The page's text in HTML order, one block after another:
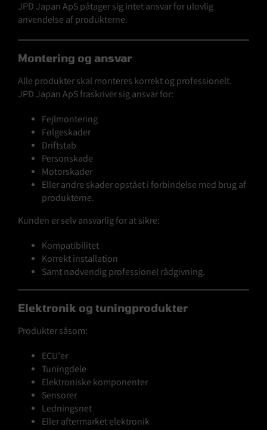
JPD Japan ApS påtager sig intet ansvar for ulovlig
anvendelse af produkterne.
Montering og ansvar
Alle produkter skal monteres korrekt og professionelt.
JPD Japan ApS fraskriver sig ansvar for:
Fejlmontering
Følgeskader
Driftstab
Personskade
Motorskader
Eller andre skader opstået i forbindelse med brug af
produkterne.
Kunden er selv ansvarlig for at sikre:
Kompatibilitet
Korrekt installation
Samt nødvendig professionel rådgivning.
Elektronik og tuningprodukter
Produkter såsom:
ECU’er
Tuningdele
Elektroniske komponenter
Sensorer
Ledningsnet
Eller aftermarket elektronik